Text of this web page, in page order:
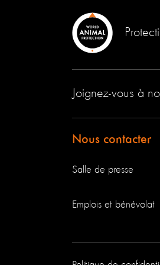
Joignez-vous à
Nous contacter
Salle de presse
Emplois et bénévolat